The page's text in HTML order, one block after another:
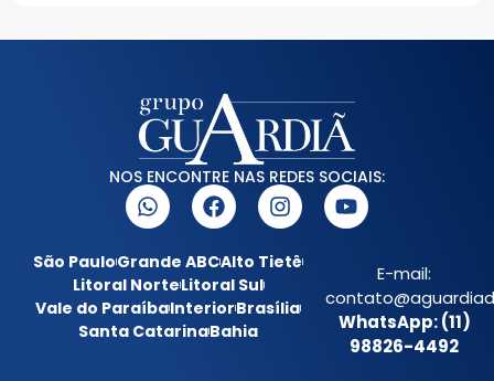
NOS ENCONTRE NAS REDES SOCIAIS:
São PauloGrande ABCAlto Tietê
Litoral NorteLitoral Sul
Vale do ParaíbaInteriorBrasília
Santa CatarinaBahia
E-mail:
WhatsApp: (11)
98826-4492